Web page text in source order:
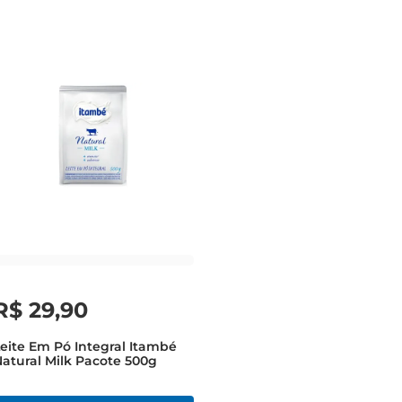
29,90
Em Pó Integral Itambé
Milk Pacote 500g